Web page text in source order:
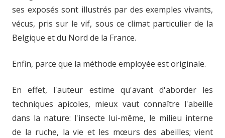
ses exposés sont illustrés par des exemples vivants,
vécus, pris sur le vif, sous ce climat particulier de la
Belgique et du Nord de la France.
Enfin, parce que la méthode employée est originale.
En effet, l'auteur estime qu'avant d'aborder les
techniques apicoles, mieux vaut connaître l'abeille
dans la nature: l'insecte lui-même, le milieu interne
de la ruche, la vie et les mœurs des abeilles; vient